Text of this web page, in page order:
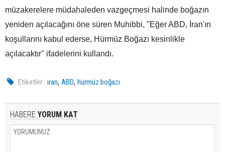
müzakerelere müdahaleden vazgeçmesi halinde boğazın
yeniden açılacağını öne süren Muhibbi, "Eğer ABD, İran'ın
koşullarını kabul ederse, Hürmüz Boğazı kesinlikle
açılacaktır" ifadelerini kullandı.
Etiketler : iran,ABD,hürmüz boğazı
HABERE YORUM KAT